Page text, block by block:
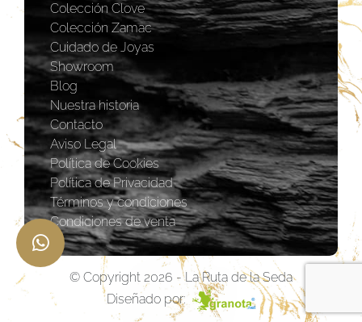
Colección Clove
Colección Zamac
Cuidado de Joyas
Showroom
Blog
Nuestra historia
Contacto
Aviso Legal
Política de Cookies
Política de Privacidad
Términos y condiciones
Condiciones de venta
© Copyright 2026 - La Ruta de la Seda
Diseñado por: